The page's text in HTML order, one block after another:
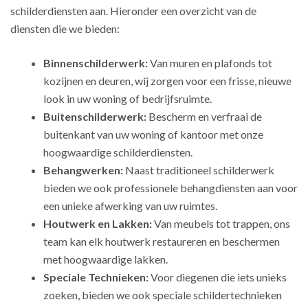
schilderdiensten aan. Hieronder een overzicht van de
diensten die we bieden:
Binnenschilderwerk:Van muren en plafonds tot
kozijnen en deuren, wij zorgen voor een frisse, nieuwe
look in uw woning of bedrijfsruimte.
Buitenschilderwerk: Bescherm en verfraai de
buitenkant van uw woning of kantoor met onze
hoogwaardige schilderdiensten.
Behangwerken: Naast traditioneel schilderwerk
bieden we ook professionele behangdiensten aan voor
een unieke afwerking van uw ruimtes.
Houtwerk en Lakken:Van meubels tot trappen, ons
team kan elk houtwerk restaureren en beschermen
met hoogwaardige lakken.
Speciale Technieken:Voor diegenen die iets unieks
zoeken, bieden we ook speciale schildertechnieken